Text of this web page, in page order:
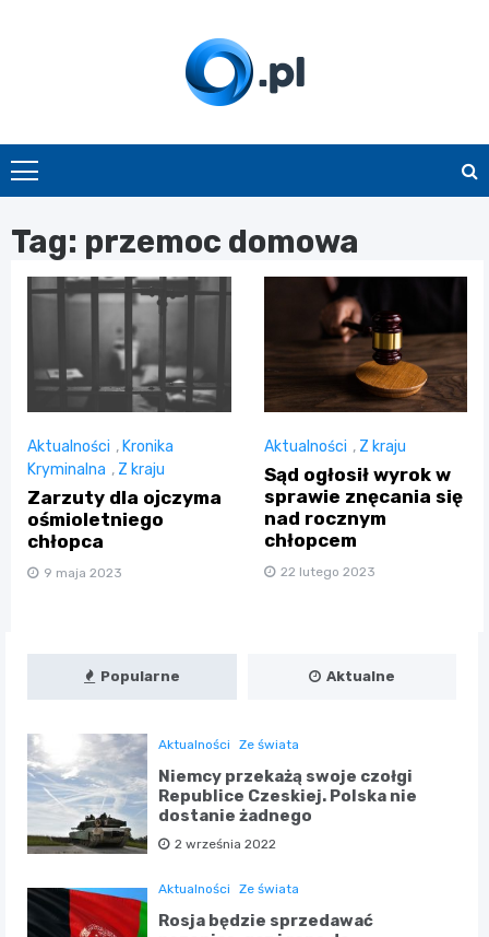
O.pl
Tag: przemoc domowa
Aktualności , Kronika
Kryminalna , Z kraju
Zarzuty dla ojczyma
ośmioletniego
chłopca
9 maja 2023
Aktualności , Z kraju
Sąd ogłosił wyrok w
sprawie znęcania się
nad rocznym
chłopcem
22 lutego 2023
Popularne Aktualne
Aktualności Ze świata
Niemcy przekażą swoje czołgi
Republice Czeskiej. Polska nie
dostanie żadnego
2 września 2022
Aktualności Ze świata
Rosja będzie sprzedawać